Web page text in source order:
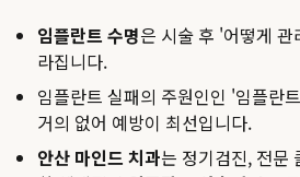
임플란트 수명은 시술 후 '어떻게
라집니다.
임플란트 실패의 주원인인 '임플란
거의 없어 예방이 최선입니다.
안산 마인드 치과는 정기검진, 전문